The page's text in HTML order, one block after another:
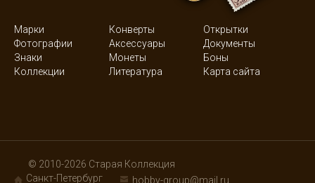
Марки Конверты
Открытки
Фотографии
Аксессуары
Документы
Знаки
Монеты
Боны
Коллекции
Литература Карта сайта
© 2010-2026 Старая Коллекция
Санкт-Петербург
hobby-group@mail.ru